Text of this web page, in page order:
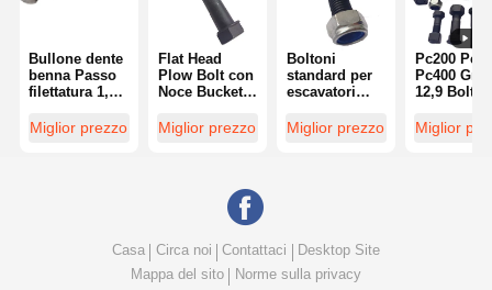
Bullone dente
benna Passo
filettatura 1,75
Lunghezza 50
mm Esagono
Miglior prezzo
Flat Head
Plow Bolt con
Noce Bucket
Bolt
Lunghezza
Miglior prezzo
Boltoni
standard per
escavatori
denti di bordo
Bolt e dadi
Miglior prezzo
Pc200
Pc400
12,9 Bolt e
escavatore
Miglior
Casa Circa noi Contattaci
Desktop Site
Mappa del sito
Norme sulla privacy